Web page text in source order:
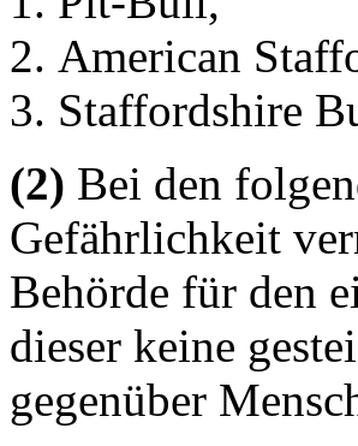
American
Staffordshire
(2) Bei den
Gefährlichkeit
Behörde für den
dieser keine
gegenüber